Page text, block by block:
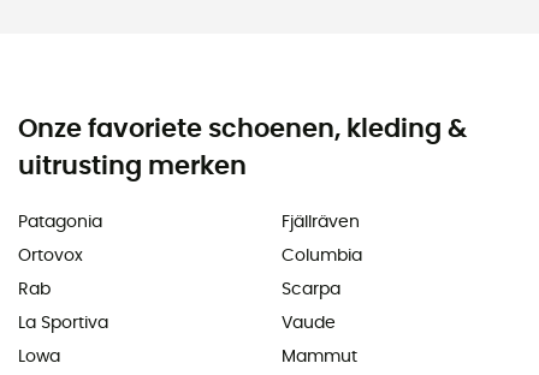
Onze favoriete schoenen, kleding &
uitrusting merken
Patagonia
Ortovox
Rab
La Sportiva
Lowa
Fjällräven
Columbia
Scarpa
Vaude
Mammut